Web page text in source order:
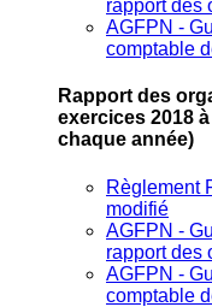
rapport des
AGFPN ‐
comptable
Rapport des
exercices 2018
chaque année)
Règlement
modifié
AGFPN ‐
rapport des
AGFPN ‐
comptable